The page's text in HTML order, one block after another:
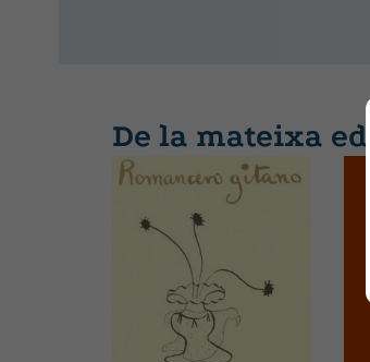
De la mateixa